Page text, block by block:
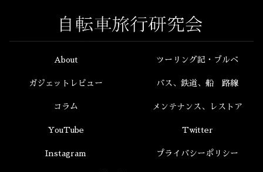
About ツーリング記・ブルベ
ガジェットレビュー バス、鉄道、船 路線
コラム メンテナンス、レストア
YouTube Twitter
Instagram プライバシーポリシー